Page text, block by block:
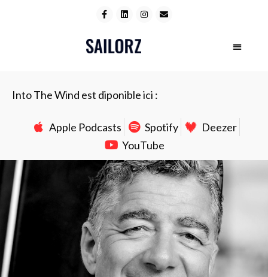
Into The Wind est diponible ici :
Apple Podcasts Spotify
Deezer
YouTube